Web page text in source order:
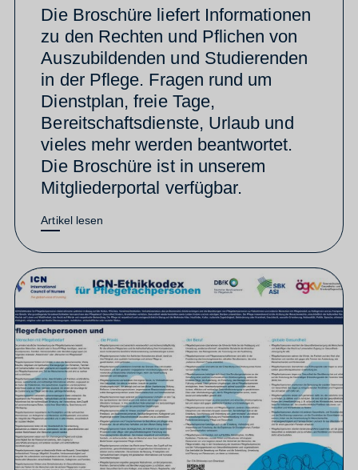
Die Broschüre liefert Informationen
zu den Rechten und Pflichen von
Auszubildenden und Studierenden
in der Pflege. Fragen rund um
Dienstplan, freie Tage,
Bereitschaftsdienste, Urlaub und
vieles mehr werden beantwortet.
Die Broschüre ist in unserem
Mitgliederportal verfügbar.
Artikel lesen